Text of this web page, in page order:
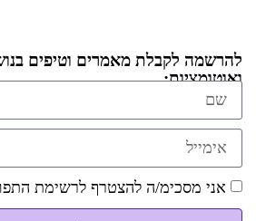
להרשמה לקבלת מאמרים וטיפים
ואוטומציות:
אני מסכימ/ה להצטרף לרשימת